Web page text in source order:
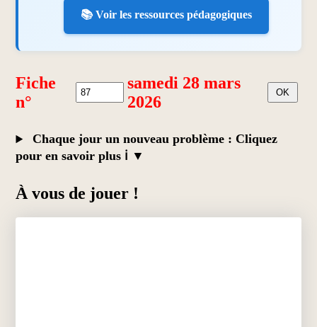
📚 Voir les ressources pédagogiques
Fiche
n°
samedi 28 mars
2026
Chaque jour un nouveau problème : Cliquez
pour en savoir plus ℹ️
À vous de jouer !